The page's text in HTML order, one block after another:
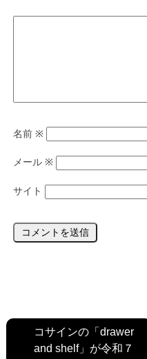
名前 ※
メール ※
サイト
コサインの「drawer
and shelf」が令和７